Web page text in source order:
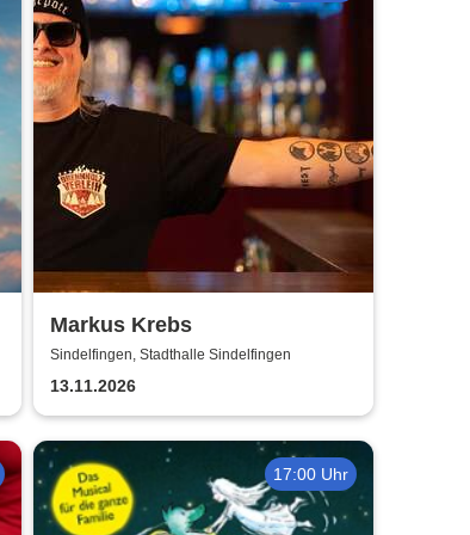
Markus Krebs
Sindelfingen, Stadthalle Sindelfingen
13.11.2026
17:00 Uhr